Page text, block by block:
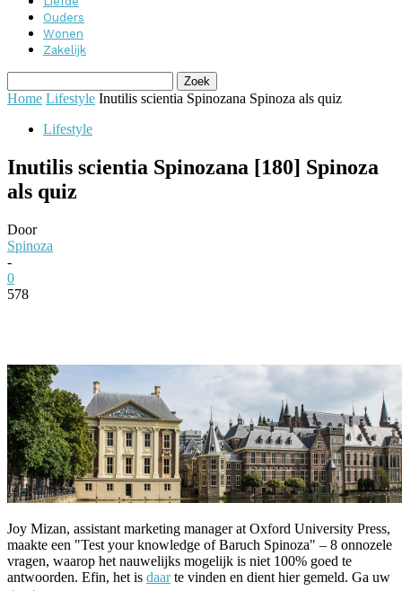
Ouders
Wonen
Zakelijk
Home Lifestyle Inutilis scientia Spinozana Spinoza als quiz
Lifestyle
Inutilis scientia Spinozana [180] Spinoza
als quiz
Door
Spinoza
-
0
578
Joy Mizan, assistant marketing manager at Oxford University Press,
maakte een "Test your knowledge of Baruch Spinoza" – 8 onnozele
vragen, waarop het nauwelijks mogelijk is niet 100% goed te
antwoorden. Efin, het is daarte vinden en dient hier gemeld. Ga uw